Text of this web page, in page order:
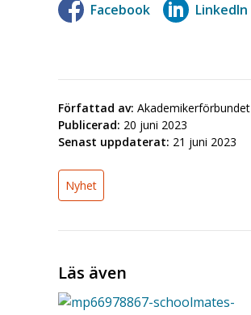
Facebook LinkedIn
Författad av: Akademikerförbundet
Publicerad: 20 juni 2023
Senast uppdaterat: 21 juni 2023
Nyhet
Läs även